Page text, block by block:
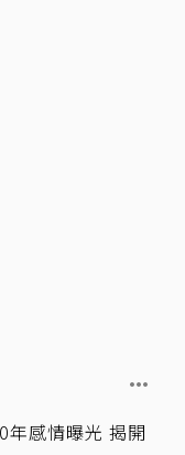
年感情曝光 揭開